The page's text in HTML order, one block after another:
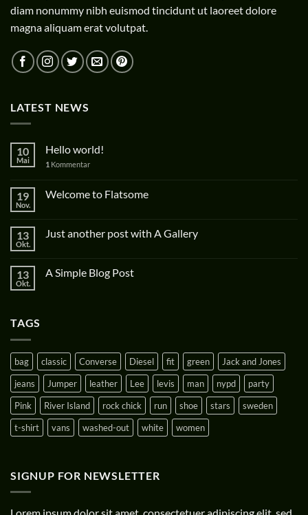
diam nonummy nibh euismod tincidunt ut laoreet dolore
magna aliquam erat volutpat.
LATEST NEWS
10
Mai
Hello world!
1 Kommentar
19
Nov.
Welcome to Flatsome
13
Okt.
Just another post with A Gallery
13
Okt.
A Simple Blog Post
TAGS
bag classic Converse Diesel fit green
Jack and Jones
jeans
Jumper leather Lee levis man nypd
party
Pink
River Island rock chick run shoe stars
sweden
t-shirt
vans washed-out white women
SIGNUP FOR NEWSLETTER